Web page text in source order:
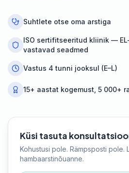
Suhtlete otse oma arstiga
ISO sertifitseeritud kliinik —
vastavad seadmed
Vastus 4 tunni jooksul (E–L)
15+ aastat kogemust, 5 000+
Küsi tasuta
Kohustusi pole. Rämpsposti pole.
hambaarstinõuanne.